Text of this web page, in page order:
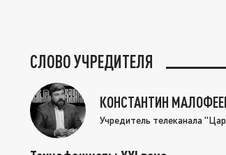
СЛОВО УЧРЕДИТЕЛЯ
КОНСТАНТИН
Учредитель телеканала